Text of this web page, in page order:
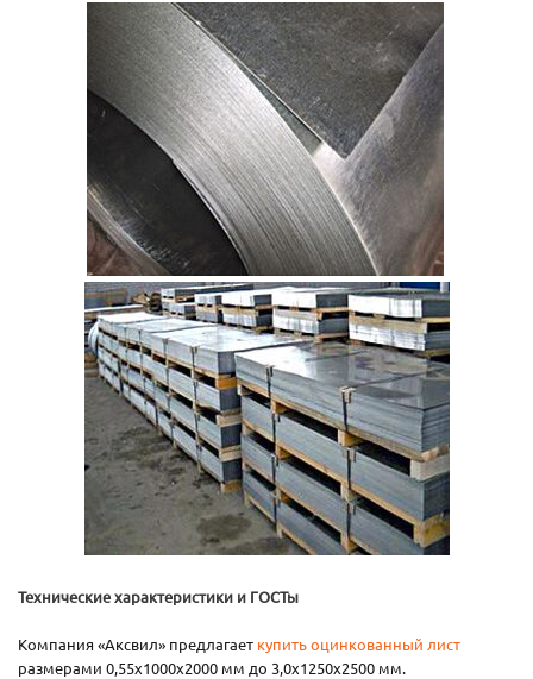
Технические характеристики и ГОСТы
Компания «Аксвил» предлагает купить оцинкованный лист
размерами 0,55х1000х2000 мм до 3,0х1250х2500 мм.